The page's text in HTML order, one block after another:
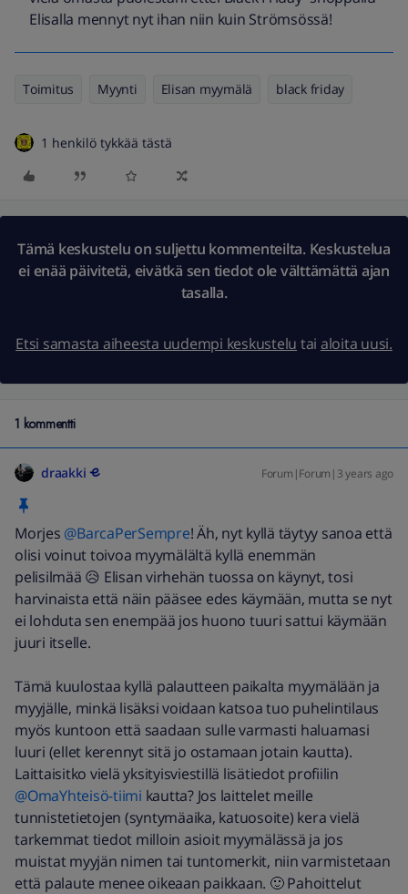
Elisalla mennyt nyt ihan niin kuin Strömsössä!
Toimitus Myynti Elisan myymälä black friday
1 henkilö tykkää tästä
Tämä keskustelu on suljettu kommenteilta. Keskustelua
ei enää päivitetä, eivätkä sen tiedot ole välttämättä ajan
tasalla.
Etsi samasta aiheesta uudempi keskustelu tai aloita uusi.
1 kommentti
draakki Forum|Forum|3 years ago
Morjes @BarcaPerSempre! Äh, nyt kyllä täytyy sanoa että
olisi voinut toivoa myymälältä kyllä enemmän
pelisilmää 😥 Elisan virhehän tuossa on käynyt, tosi
harvinaista että näin pääsee edes käymään, mutta se nyt
ei lohduta sen enempää jos huono tuuri sattui käymään
juuri itselle.
Tämä kuulostaa kyllä palautteen paikalta myymälään ja
myyjälle, minkä lisäksi voidaan katsoa tuo puhelintilaus
myös kuntoon että saadaan sulle varmasti haluamasi
luuri (ellet kerennyt sitä jo ostamaan jotain kautta).
Laittaisitko vielä yksityisviestillä lisätiedot profiilin
@OmaYhteisö-tiimi kautta? Jos laittelet meille
tunnistetietojen (syntymäaika, katuosoite) kera vielä
tarkemmat tiedot milloin asioit myymälässä ja jos
muistat myyjän nimen tai tuntomerkit, niin varmistetaan
että palaute menee oikeaan paikkaan. 🙂 Pahoittelut